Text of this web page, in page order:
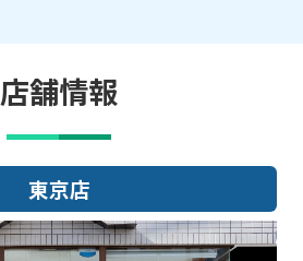
店舗情報
東京店